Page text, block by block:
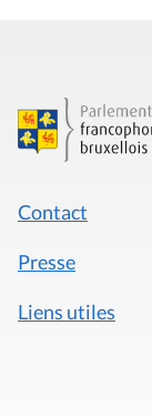
Contact
Presse
Liens utiles